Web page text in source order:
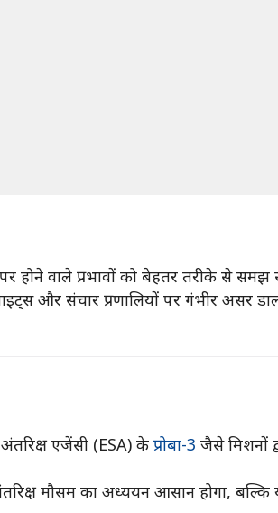
होने वाले प्रभावों को बेहतर तरीके से
और संचार प्रणालियों पर गंभीर असर
अंतरिक्ष एजेंसी (ESA) के प्रोबा-3 जैसे मिशनों
मौसम का अध्ययन आसान होगा,